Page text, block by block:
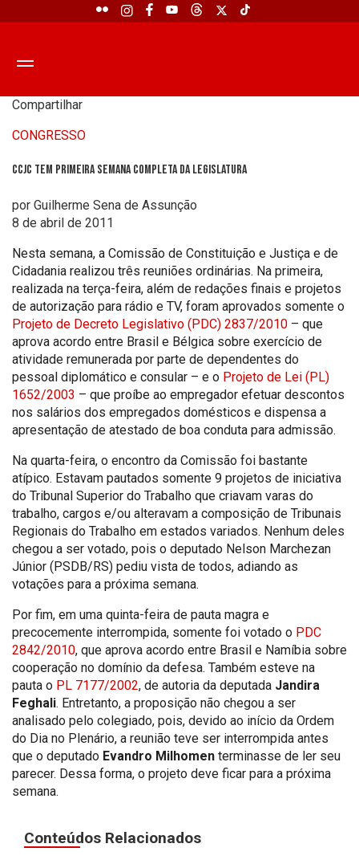
Compartilhar
CONGRESSO
CCJC tem primeira semana completa da legislatura
por Guilherme Sena de Assunção
8 de abril de 2011
Nesta semana, a Comissão de Constituição e Justiça e de
Cidadania realizou três reuniões ordinárias. Na primeira,
realizada na terça-feira, além de redações finais e projetos
de autorização para rádio e TV, foram aprovados somente o
Projeto de Decreto Legislativo (PDC) 2837/2010 – que
aprova acordo entre Brasil e Bélgica sobre exercício de
atividade remunerada por parte de dependentes do
pessoal diplomático e consular – e o Projeto de Lei (PL)
1652/2003 – que proíbe ao empregador efetuar descontos
nos salários dos empregados domésticos e dispensa a
apresentação de atestado de boa conduta para admissão.
Na quarta-feira, o encontro da Comissão foi bastante
atípico. Estavam pautados somente 9 projetos de iniciativa
do Tribunal Superior do Trabalho que criavam varas do
trabalho, cargos e/ou alteravam a composição de Tribunais
Regionais do Trabalho em estados variados. Nenhum deles
chegou a ser votado, pois o deputado Nelson Marchezan
Júnior (PSDB/RS) pediu vista de todos, adiando as
votações para a próxima semana.
Por fim, em uma quinta-feira de pauta magra e
precocemente interrompida, somente foi votado o PDC
2842/2010, que aprova acordo entre Brasil e Namíbia sobre
cooperação no domínio da defesa. Também esteve na
pauta o PL 7177/2002, de autoria da deputada Jandira
Feghali. Entretanto, a proposição não chegou a ser
analisado pelo colegiado, pois, devido ao início da Ordem
do Dia no Plenário, a reunião teve ser interrompida antes
que o deputado Evandro Milhomen terminasse de ler seu
parecer. Dessa forma, o projeto deve ficar para a próxima
semana.
Conteúdos Relacionados